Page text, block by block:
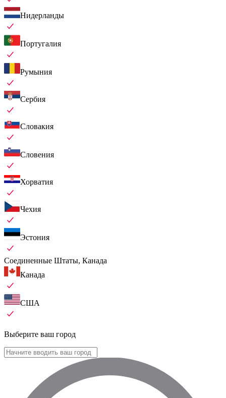
Нидерланды
Португалия
Румыния
Сербия
Словакия
Словения
Хорватия
Чехия
Эстония
Соединенные Штаты, Канада
Канада
США
Выберите ваш город